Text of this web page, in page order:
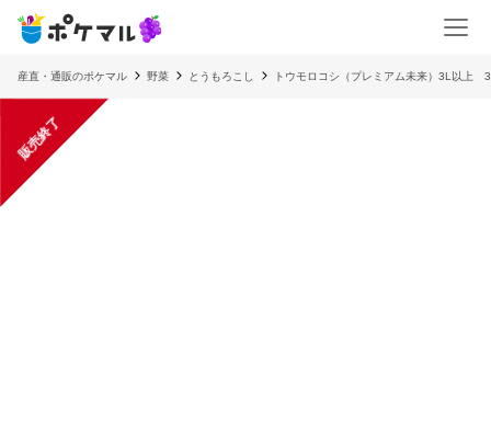
産直・通販のポケマル 野菜 とうもろこし トウモロコシ（プレミアム未来）3L以上
販売終了